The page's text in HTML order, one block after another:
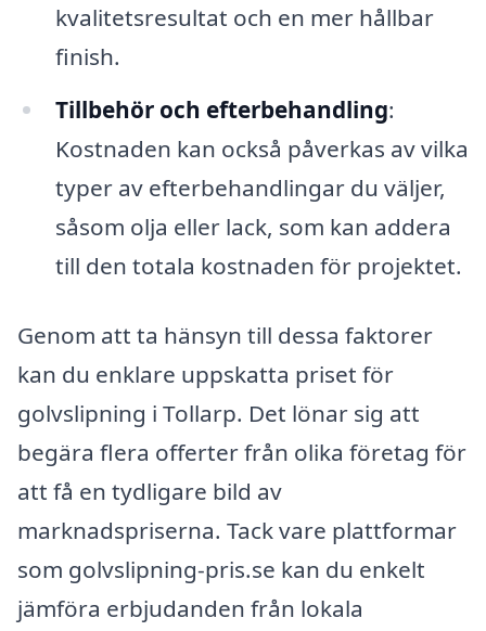
kvalitetsresultat och en mer hållbar
finish.
Tillbehör och efterbehandling:
Kostnaden kan också påverkas av vilka
typer av efterbehandlingar du väljer,
såsom olja eller lack, som kan addera
till den totala kostnaden för projektet.
Genom att ta hänsyn till dessa faktorer
kan du enklare uppskatta priset för
golvslipning i Tollarp. Det lönar sig att
begära flera offerter från olika företag för
att få en tydligare bild av
marknadspriserna. Tack vare plattformar
som golvslipning-pris.se kan du enkelt
jämföra erbjudanden från lokala